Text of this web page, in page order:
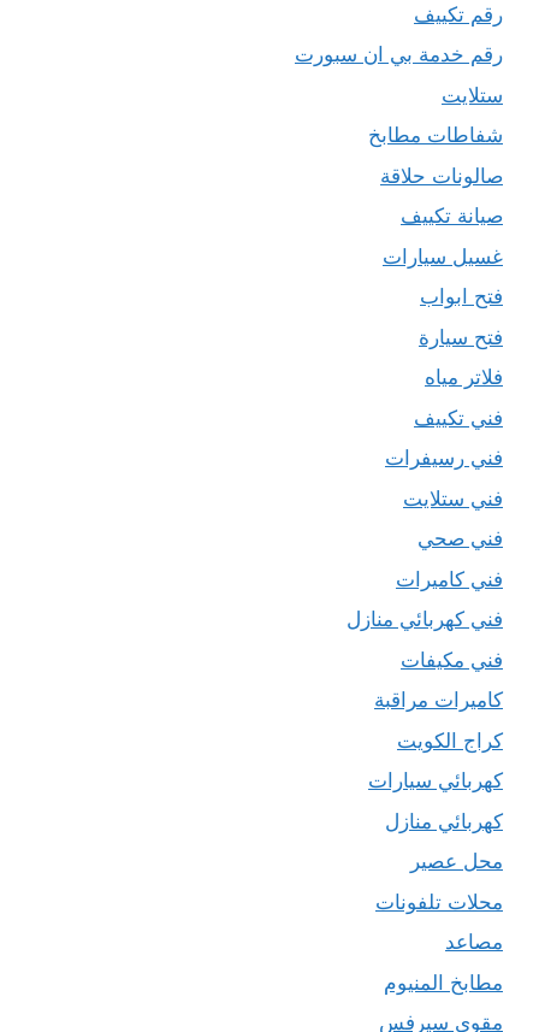
رقم تكييف
رقم خدمة بي ان سبورت
ستلايت
شفاطات مطابخ
صالونات حلاقة
صيانة تكييف
غسيل سيارات
فتح ابواب
فتح سيارة
فلاتر مياه
فني تكييف
فني رسيفرات
فني ستلايت
فني صحي
فني كاميرات
فني كهربائي منازل
فني مكيفات
كاميرات مراقبة
كراج الكويت
كهربائي سيارات
كهربائي منازل
محل عصير
محلات تلفونات
مصاعد
مطابخ المنيوم
مقوي سيرفس